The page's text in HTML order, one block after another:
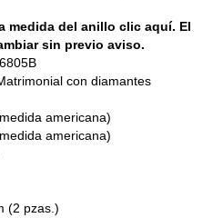
medida del anillo clic aquí. El
sin previo aviso.
con diamantes
americana)
americana)
(2 pzas.)